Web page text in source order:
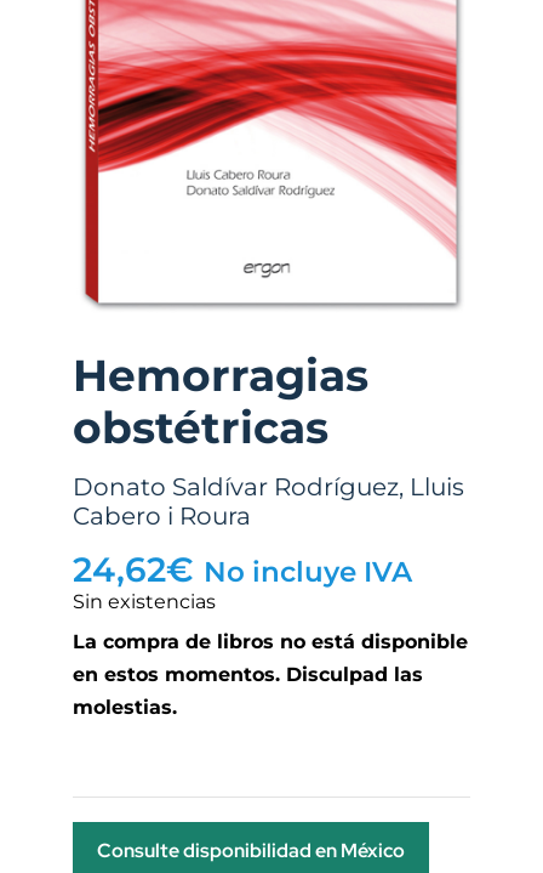
Hemorragias
obstétricas
Donato Saldívar Rodríguez, Lluis
Cabero i Roura
24,62€ No incluye IVA
Sin existencias
La compra de libros no está disponible
en estos momentos. Disculpad las
molestias.
Consulte disponibilidad en México